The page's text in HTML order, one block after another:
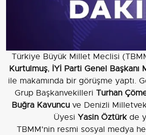
Türkiye Büyük Millet Meclisi
Kurtulmuş, İYİ Parti Genel Başkanı
ile makamında bir görüşme yaptı.
Grup Başkanvekilleri Turhan
Buğra Kavuncu ve Denizli
Üyesi Yasin Öztürkde
TBMM'nin resmi sosyal medya